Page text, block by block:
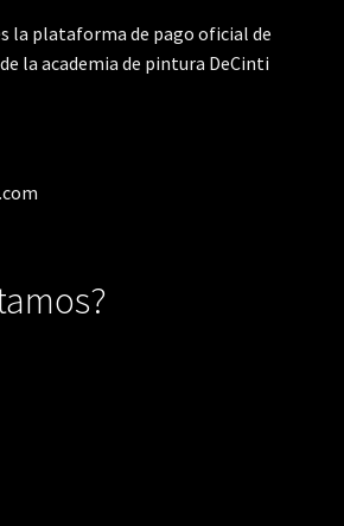
la plataforma de pago oficial de
la academia de pintura DeCinti